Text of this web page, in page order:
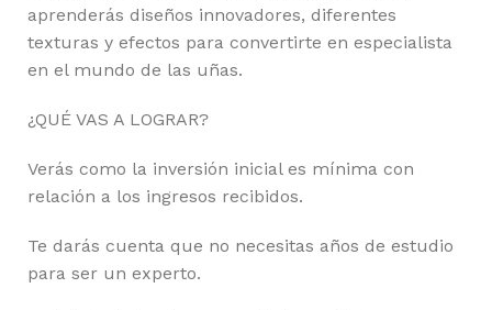
aprenderás diseños innovadores, diferentes
texturas y efectos para convertirte en especialista
en el mundo de las uñas.
¿QUÉ VAS A LOGRAR?
Verás como la inversión inicial es mínima con
relación a los ingresos recibidos.
Te darás cuenta que no necesitas años de estudio
para ser un experto.